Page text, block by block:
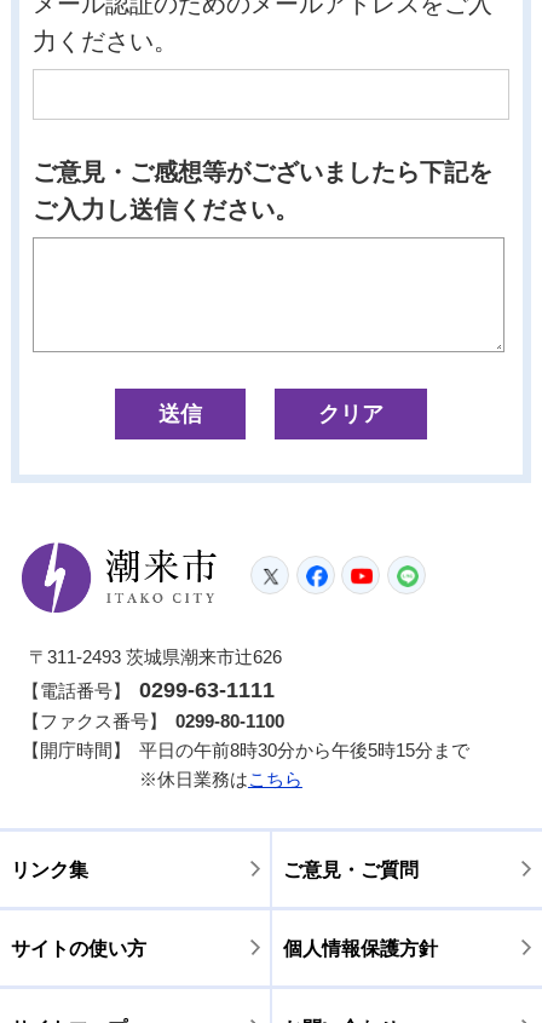
力ください。
ご意見・ご感想等がございましたら下記を
ご入力し送信ください。
潮来市
TwitterFacebook
YouTube
〒311-2493 茨城県潮来市辻626
【電話番号】
0299-63-1111
【ファクス番号】
0299-80-1100
【開庁時間】
平日の午前8時30分から午後5時15分まで
※休日業務はこちら
リンク集 ご意見・ご質問
サイトの使い方 個人情報保護方針